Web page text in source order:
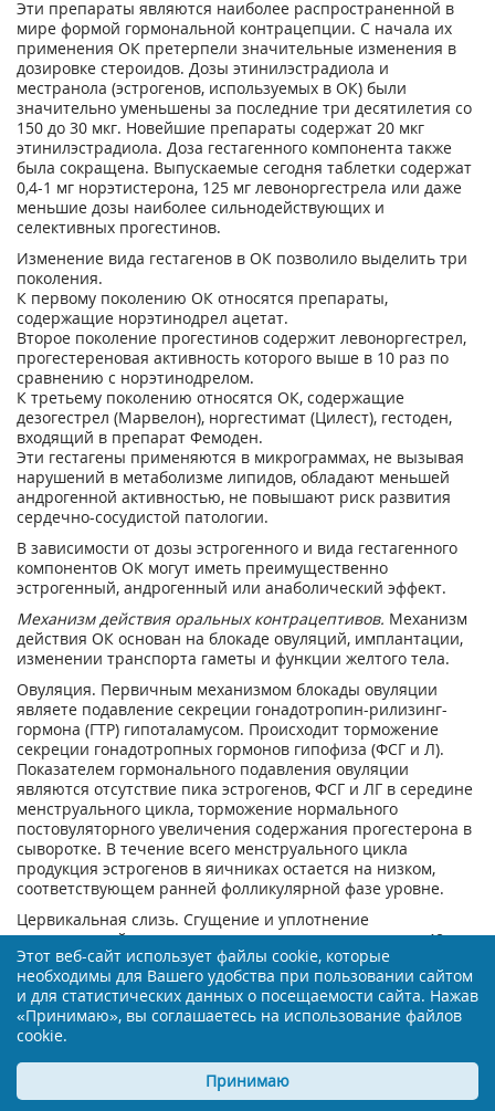
Эти препараты являются наиболее распространенной в
мире формой гормональной контрацепции. С начала их
применения ОК претерпели значительные изменения в
дозировке стероидов. Дозы этинилэстрадиола и
местранола (эстрогенов, используемых в ОК) были
значительно уменьшены за последние три десятилетия со
150 до 30 мкг. Новейшие препараты содержат 20 мкг
этинилэстрадиола. Доза гестагенного компонента также
была сокращена. Выпускаемые сегодня таблетки содержат
0,4-1 мг норэтистерона, 125 мг левоноргестрела или даже
меньшие дозы наиболее сильнодействующих и
селективных прогестинов.
Изменение вида гестагенов в ОК позволило выделить три
поколения.
К первому поколению ОК относятся препараты,
содержащие норэтинодрел ацетат.
Второе поколение прогестинов содержит левоноргестрел,
прогестереновая активность которого выше в 10 раз по
сравнению с норэтинодрелом.
К третьему поколению относятся ОК, содержащие
дезогестрел (Марвелон), норгестимат (Цилест), гестоден,
входящий в препарат Фемоден.
Эти гестагены применяются в микрограммах, не вызывая
нарушений в метаболизме липидов, обладают меньшей
андрогенной активностью, не повышают риск развития
сердечно-сосудистой патологии.
В зависимости от дозы эстрогенного и вида гестагенного
компонентов ОК могут иметь преимущественно
эстрогенный, андрогенный или анаболический эффект.
Механизм действия оральных контрацептивов. Механизм
действия ОК основан на блокаде овуляций, имплантации,
изменении транспорта гаметы и функции желтого тела.
Овуляция. Первичным механизмом блокады овуляции
являете подавление секреции гонадотропин-рилизинг-
гормона (ГТР) гипоталамусом. Происходит торможение
секреции гонадотропных гормонов гипофиза (ФСГ и Л).
Показателем гормонального подавления овуляции
являются отсутствие пика эстрогенов, ФСГ и ЛГ в середине
менструального цикла, торможение нормального
постовуляторного увеличения содержания прогестерона в
сыворотке. В течение всего менструального цикла
продукция эстрогенов в яичниках остается на низком,
соответствующем ранней фолликулярной фазе уровне.
Цервикальная слизь. Сгущение и уплотнение
цервикальной слизи становятся очевидными спустя 48 ч
после начала введения прогестинов. Подвижность и
способность сперматозоидов проникать в цервикальную
слизь нарушается вследствие ее уплотнения и сгущения;
цервикальная слизь становится сетчатой структурой и
характеризуется пониженной кристаллизацией.
Имплантация. Имплантация развивающейся бластоцисты
наблюдается приблизительно через 6 дней после
Этот веб-сайт использует файлы cookie, которые
необходимы для Вашего удобства при пользовании сайтом
и для статистических данных о посещаемости сайта. Нажав
«Принимаю», вы соглашаетесь на использование файлов
cookie.
Принимаю